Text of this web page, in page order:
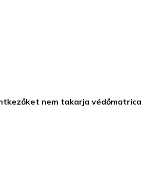
nem takarja védőmatrica